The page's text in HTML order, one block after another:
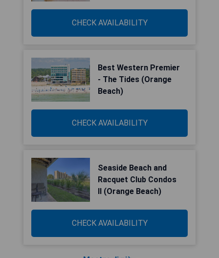
CHECK AVAILABILITY
Best Western Premier
- The Tides (Orange
Beach)
CHECK AVAILABILITY
Seaside Beach and
Racquet Club Condos
II (Orange Beach)
CHECK AVAILABILITY